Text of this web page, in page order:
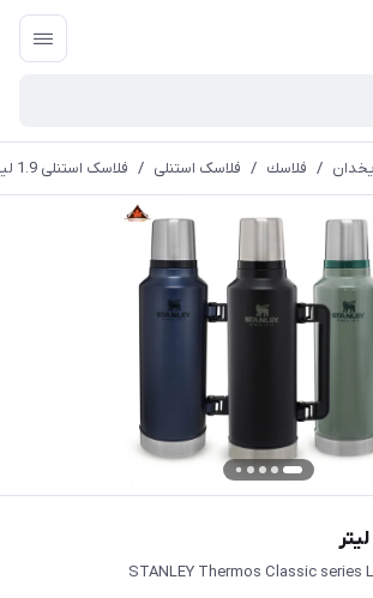
/ فلاسك / فلاسک استنلی / فلاسک استنلی 1.9 لیتر
STANLEY Thermos Classic series